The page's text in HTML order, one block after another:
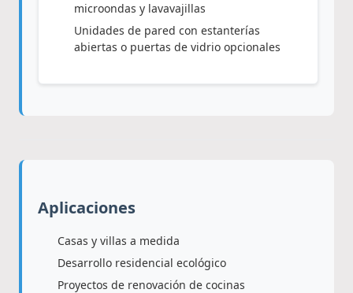
microondas y lavavajillas
Unidades de pared con estanterías
abiertas o puertas de vidrio opcionales
Aplicaciones
Casas y villas a medida
Desarrollo residencial ecológico
Proyectos de renovación de cocinas